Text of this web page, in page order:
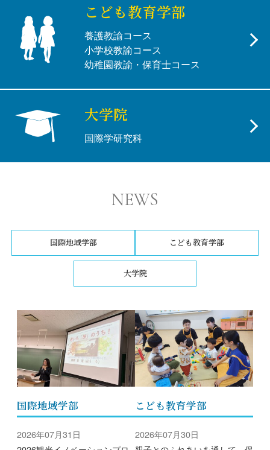
こども教育学部
養護教諭コース
小学校教諭コース
幼稚園教諭・保育士コース
大学院
国際学研究科
NEWS
国際地域学部 こども教育学部
大学院
国際地域学部
2026年07月31日
こども教育学部
2026年07月30日